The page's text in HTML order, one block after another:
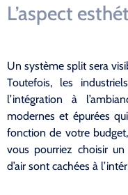
L’aspect
Un système split sera
Toutefois, les
l’intégration à
modernes et épurées
fonction de votre
vous pourriez choisir
d’air sont cachées à